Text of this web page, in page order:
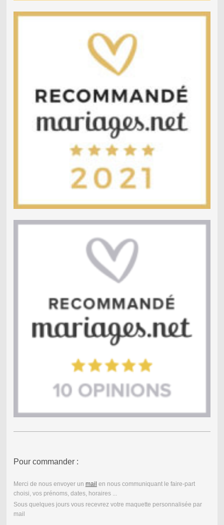
Pour commander :
Merci de nous envoyer un mail en nous communiquant le faire-part
choisi, vos prénoms, dates, horaires ...
Sous quelques jours vous recevrez votre maquette personnalisée par
mail